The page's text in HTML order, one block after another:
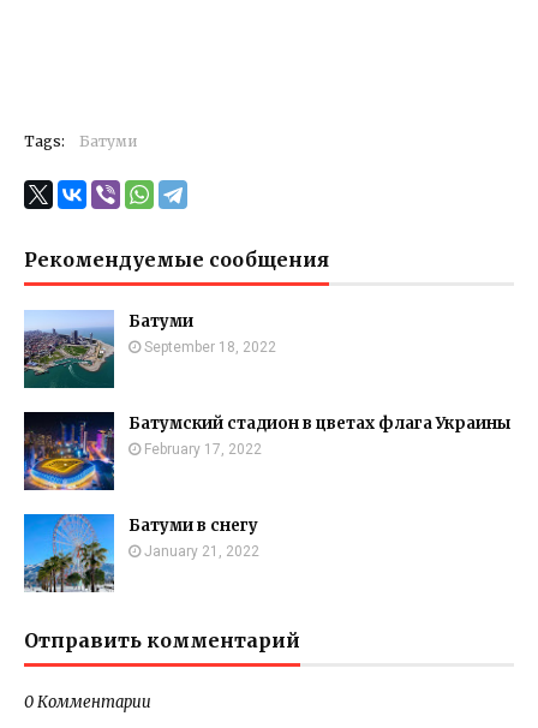
Tags: Батуми
Рекомендуемые сообщения
Батуми
September 18, 2022
Батумский стадион в цветах флага Украины
February 17, 2022
Батуми в снегу
January 21, 2022
Отправить комментарий
0 Комментарии